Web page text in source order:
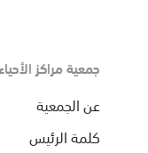
جمعية مراكز
عن الجمعية
كلمة الرئيس